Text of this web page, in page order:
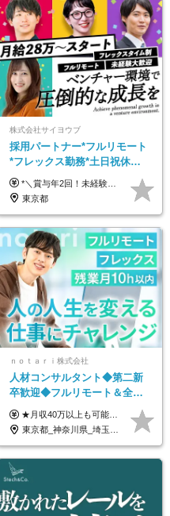
株式会社サイヨウブ
採用パートナー*フルリモート
*フレックス勤務*土日祝休み*
月給28万円～*産育休取得実績
あり*年間休日120日
*＼賞与年2回！未経験から月給28万円スタート／* ★昇給年12回あり！随時昇給のチャンス ◆月給28万～40万円＋賞与年2回＋各種インセンティブ ※経験・スキルを考慮の上、決定します ※試用期間6ヶ月間あり（期間中は月給26万円～になります。その他待遇等に差異はありません） ※月給には月35時間分の固定残業代含む（月5万4800円/超過分別途支給） ※ほとんどのメンバーが残業ゼロです！フレックスタイム制のため、自分の生活に合わせて調整できます。 ＼希望性で土曜日出勤あり／ お客様より「土曜日に応募者の対応をしてほしい」という ご要望を受けた際に、応募者対応⇒求職者との メッセージのやり取りなど、対応が発生する場合があります。 ※土曜日に出勤いただく場合は ・2時間稼働：4500円 ・4時間稼働：9000円 の給与が発生。勤務時間が4時間超えることは原則ありません。 短期間で高い給与をGETできるチャンスです♪
東京都
ｎｏｔａｒｉ株式会社
人材コンサルタント◆第二新
卒歓迎◆フルリモート＆全国
から勤務OK◆残業月10h以内
◆フレックス制
★月収40万以上も可能！ ★能力・スキル・経験を考慮した年収額を設定します ★年功序列ではなく、チャレンジを評価して給与に反映！ ■月給20万円～40万円＋決算賞与 ※経験・スキルを考慮のうえ決定します ※給与にはみなし残業代40時間分を含む。そのほか詳細に関しては別途面接時にご説明します ※試用期間3ヵ月あり。期間中の雇用形態・条件などに差異はありません
東京都_神奈川県_埼玉県_千葉県_大阪府_愛知県_北海道_青森県_岩手県_宮城県_秋田県_山形県_福島県_茨城県_栃木県_群馬県_新潟県_山梨県_長野県_富山県_石川県_福井県_静岡県_岐阜県_三重県_兵庫県_京都府_滋賀県_奈良県_和歌山県_広島県_岡山県_鳥取県_島根県_山口県_徳島県_香川県_愛媛県_高知県_福岡県_熊本県_佐賀県_長崎県_大分県_宮崎県_鹿児島県_沖縄県